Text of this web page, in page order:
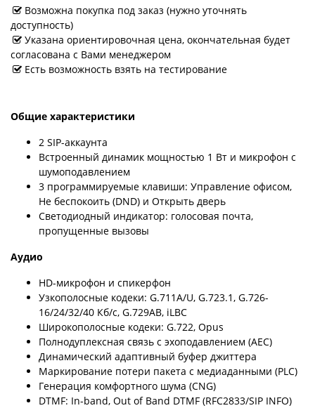
Возможна покупка под заказ (нужно уточнять
доступность)
Указана ориентировочная цена, окончательная будет
согласована с Вами менеджером
Есть возможность взять на тестирование
Общие характеристики
2 SIP-аккаунта
Встроенный динамик мощностью 1 Вт и микрофон с
шумоподавлением
3 программируемые клавиши: Управление офисом,
Не беспокоить (DND) и Открыть дверь
Светодиодный индикатор: голосовая почта,
пропущенные вызовы
Аудио
HD-микрофон и спикерфон
Узкополосные кодеки: G.711A/U, G.723.1, G.726-
16/24/32/40 Кб/с, G.729AB, iLBC
Широкополосные кодеки: G.722, Opus
Полнодуплексная связь с эхоподавлением (AEC)
Динамический адаптивный буфер джиттера
Маркирование потери пакета с медиаданными (PLC)
Генерация комфортного шума (CNG)
DTMF: In-band, Out of Band DTMF (RFC2833/SIP INFO)